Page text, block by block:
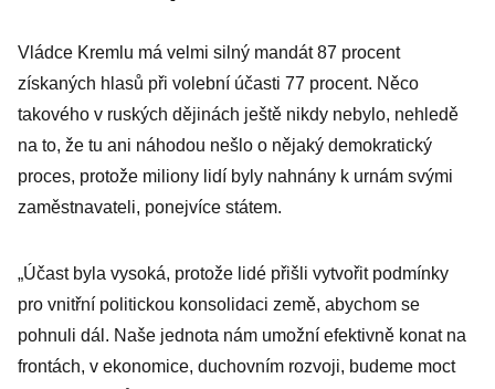
Vládce Kremlu má velmi silný mandát 87 procent
získaných hlasů při volební účasti 77 procent. Něco
takového v ruských dějinách ještě nikdy nebylo, nehledě
na to, že tu ani náhodou nešlo o nějaký demokratický
proces, protože miliony lidí byly nahnány k urnám svými
zaměstnavateli, ponejvíce státem.
„Účast byla vysoká, protože lidé přišli vytvořit podmínky
pro vnitřní politickou konsolidaci země, abychom se
pohnuli dál. Naše jednota nám umožní efektivně konat na
frontách, v ekonomice, duchovním rozvoji, budeme moct